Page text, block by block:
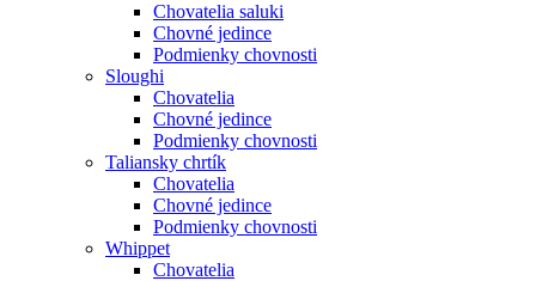
Chovatelia saluki
Chovné jedince
Podmienky chovnosti
Sloughi
Chovatelia
Chovné jedince
Podmienky chovnosti
Taliansky chrtík
Chovatelia
Chovné jedince
Podmienky chovnosti
Whippet
Chovatelia